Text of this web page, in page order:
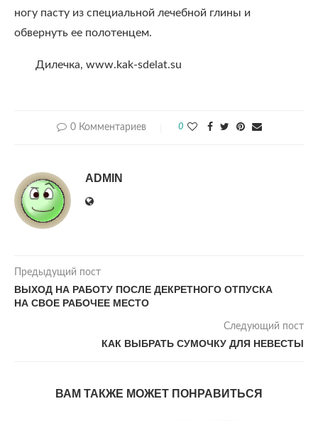
ногу пасту из специальной лечебной глины и
обвернуть ее полотенцем.
Дилечка, www.kak-sdelat.su
0 Комментариев 0
ADMIN
Предыдущий пост
ВЫХОД НА РАБОТУ ПОСЛЕ ДЕКРЕТНОГО ОТПУСКА
НА СВОЕ РАБОЧЕЕ МЕСТО
Следующий пост
КАК ВЫБРАТЬ СУМОЧКУ ДЛЯ НЕВЕСТЫ
ВАМ ТАКЖЕ МОЖЕТ ПОНРАВИТЬСЯ